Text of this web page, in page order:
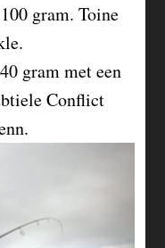
gram. Toine
gram met een
Conflict